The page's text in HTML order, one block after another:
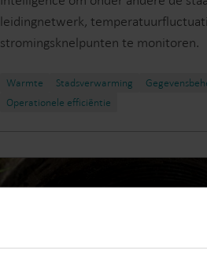
leidingnetwerk,
stromingsknelpunten te monitoren.
Warmte Stadsverwarming​
Operationele efficiëntie